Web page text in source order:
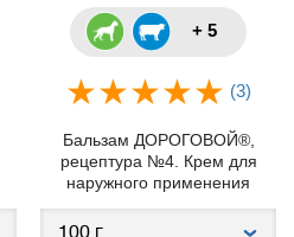
+ 5
(3)
Бальзам ДОРОГОВОЙ®,
рецептура №4. Крем для
наружного применения